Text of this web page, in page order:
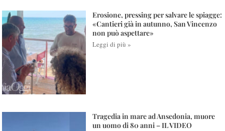
Erosione, pressing per salvare le spiagge:
«Cantieri già in autunno, San Vincenzo
non può aspettare»
Leggi di più »
Tragedia in mare ad Ansedonia, muore
un uomo di 80 anni – IL VIDEO